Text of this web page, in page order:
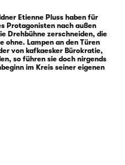
die
bilden eine
das sich
Freiheit
Büchners
Drama ist
gerade in seiner
Etienne Pluss haben für
Protagonisten nach außen
Drehbühne zerschneiden, die
ohne. Lampen an den Türen
von kafkaesker Bürokratie,
so führen sie doch nirgends
im Kreis seiner eigenen